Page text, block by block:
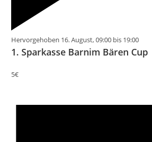
Hervorgehoben 16. August, 09:00 bis 19:00
1. Sparkasse Barnim Bären Cup
5€